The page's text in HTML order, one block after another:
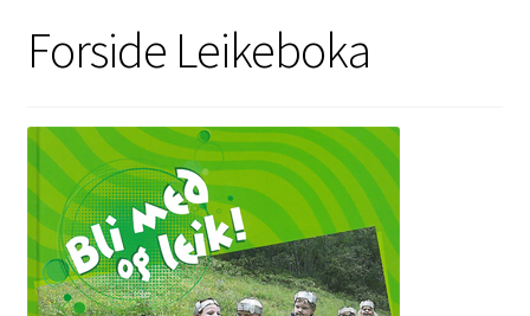
Kasse
Kategorier
Kjøpsvilkår
Forside Leikeboka